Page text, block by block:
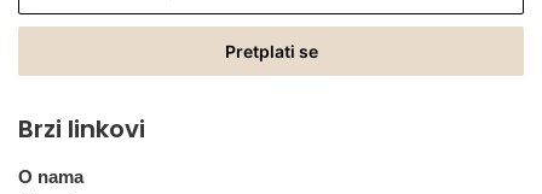
Email
Brzi linkovi
O nama